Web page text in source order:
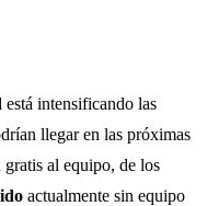
está intensificando las
llegar en las próximas
gratis al equipo, de los
actualmente sin equipo